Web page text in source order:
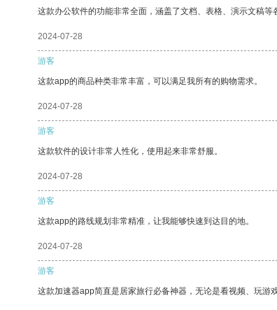
这款办公软件的功能非常全面，涵盖了文档、表格、演示文稿
2024-07-28
游客
这款app的商品种类非常丰富，可以满足我所有的购物需求。
2024-07-28
游客
这款软件的设计非常人性化，使用起来非常舒服。
2024-07-28
游客
这款app的路线规划非常精准，让我能够快速到达目的地。
2024-07-28
游客
这款加速器app简直是居家旅行必备神器，无论是看视频、玩游